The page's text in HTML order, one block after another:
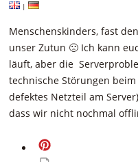
|
Menschenskinders, fast
unser Zutun 🙁 Ich kann
läuft, aber die
technische Störungen
defektes Netzteil am
dass wir nicht nochmal